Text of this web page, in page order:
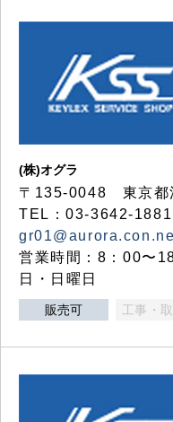
(株)オグラ
〒135-0048 東京都
TEL：03-3642-
営業時間：8：00〜
日・日曜日
販売可 工事・